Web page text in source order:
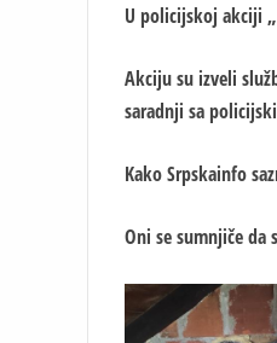
U policijskoj akciji
Akciju su izveli
saradnji sa
Kako Srpskainfo
Oni se sumnjiče